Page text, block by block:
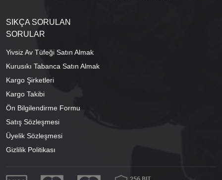
SIKÇA SORULAN
SORULAR
Yivsiz Av Tüfeği Satın Almak
Kurusıkı Tabanca Satın Almak
Kargo Şirketleri
Kargo Takibi
Ön Bilgilendirme Formu
Satış Sözleşmesi
Üyelik Sözleşmesi
Gizlilik Politikası